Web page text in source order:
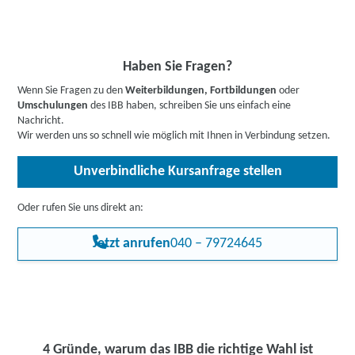
hiergerne vorab über Förderprogramme,
Arbeitssuchende ,Berufstätige,Unternehmenoder
Rehabilitand:innen.
Haben Sie Fragen?
Wenn Sie Fragen zu denWeiterbildungen, Fortbildungen oder
Umschulungen des IBB haben, schreiben Sie uns einfach eine
Nachricht.
Wir werden uns so schnell wie möglich mit Ihnen in Verbindung setzen.
Unverbindliche Kursanfrage stellen
Oder rufen Sie uns direkt an:
Jetzt anrufen040 – 79724645
4 Gründe, warum das IBB die richtige Wahl ist